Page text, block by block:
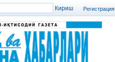
Регистрация